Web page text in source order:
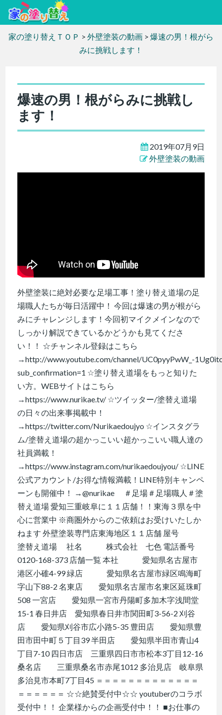
家の塗り替えＴＯＰ > 外壁塗装の動画 > 爆速の男！根がら
みに挑戦します！
爆速の男！根がらみに挑戦し
ます！
2019年07月9日
外壁塗装の動画
外壁塗装に絶対必要な足場工事！塗り替え道場の足
場職人たちが毎日活躍中！ 今回は爆速の男が根がら
みにチャレンジします！今回初マイクメインなので
しっかり解説できているかどうかも見てくださ
い！！ ☆チャンネル登録はこちら
→http://www.youtube.com/channel/UC0pyyPwW_-
sub_confirmation=1 ☆塗り替え道場をもっと知りた
い方。WEBサイトはこちら
→https://www.nurikae.tv/ ☆ツイッター/塗替え道場
の日々の出来事掲載中！
→https://twitter.com/Nurikaedoujyo ☆インスタグラ
ム/塗替え道場の超かっこいい超かっこいい職人達の
社員満載！
→https://www.instagram.com/nurikaedoujyou/ ☆LINE
公式アカウント/お得な情報満載！LINE特別キャンペ
ーンも開催中！ →@nurikae ＃足場＃足場職人＃塗
替え道場 愛知三重岐阜に１１店舗！！東海３県を中
心に営業中 ※商圏外からのご依頼はお受けいたしか
ねます 外壁塗装専門店東海地区１１店舗 屋号
塗替え道場 社名 株式会社 七色 電話番号
0120-168-373 店舗一覧 本社 愛知県名古屋市
港区小碓4-99 緑店 愛知県名古屋市緑区鳴海町
字山下88-2 名東店 愛知県名古屋市名東区延珠町
508 一宮店 愛知県一宮市丹陽町多加木字浅間堂
15-1 春日井店 愛知県春日井市関田町3-56-2 刈谷
店 愛知県刈谷市広小路5-35 豊田店 愛知県豊
田市田中町５丁目39 半田店 愛知県半田市青山4
丁目7-10 四日市店 三重県四日市市松本3丁目12-16
桑名店 三重県桑名市赤尾1012 多治見店 岐阜県
多治見市本町7丁目45 ＝＝＝＝＝＝＝＝＝＝＝＝＝
＝＝＝＝＝＝ ☆☆絶賛受付中☆☆ youtuberのコラボ
受付中！！ 企業様からの企画受付中！！ ■お仕事の